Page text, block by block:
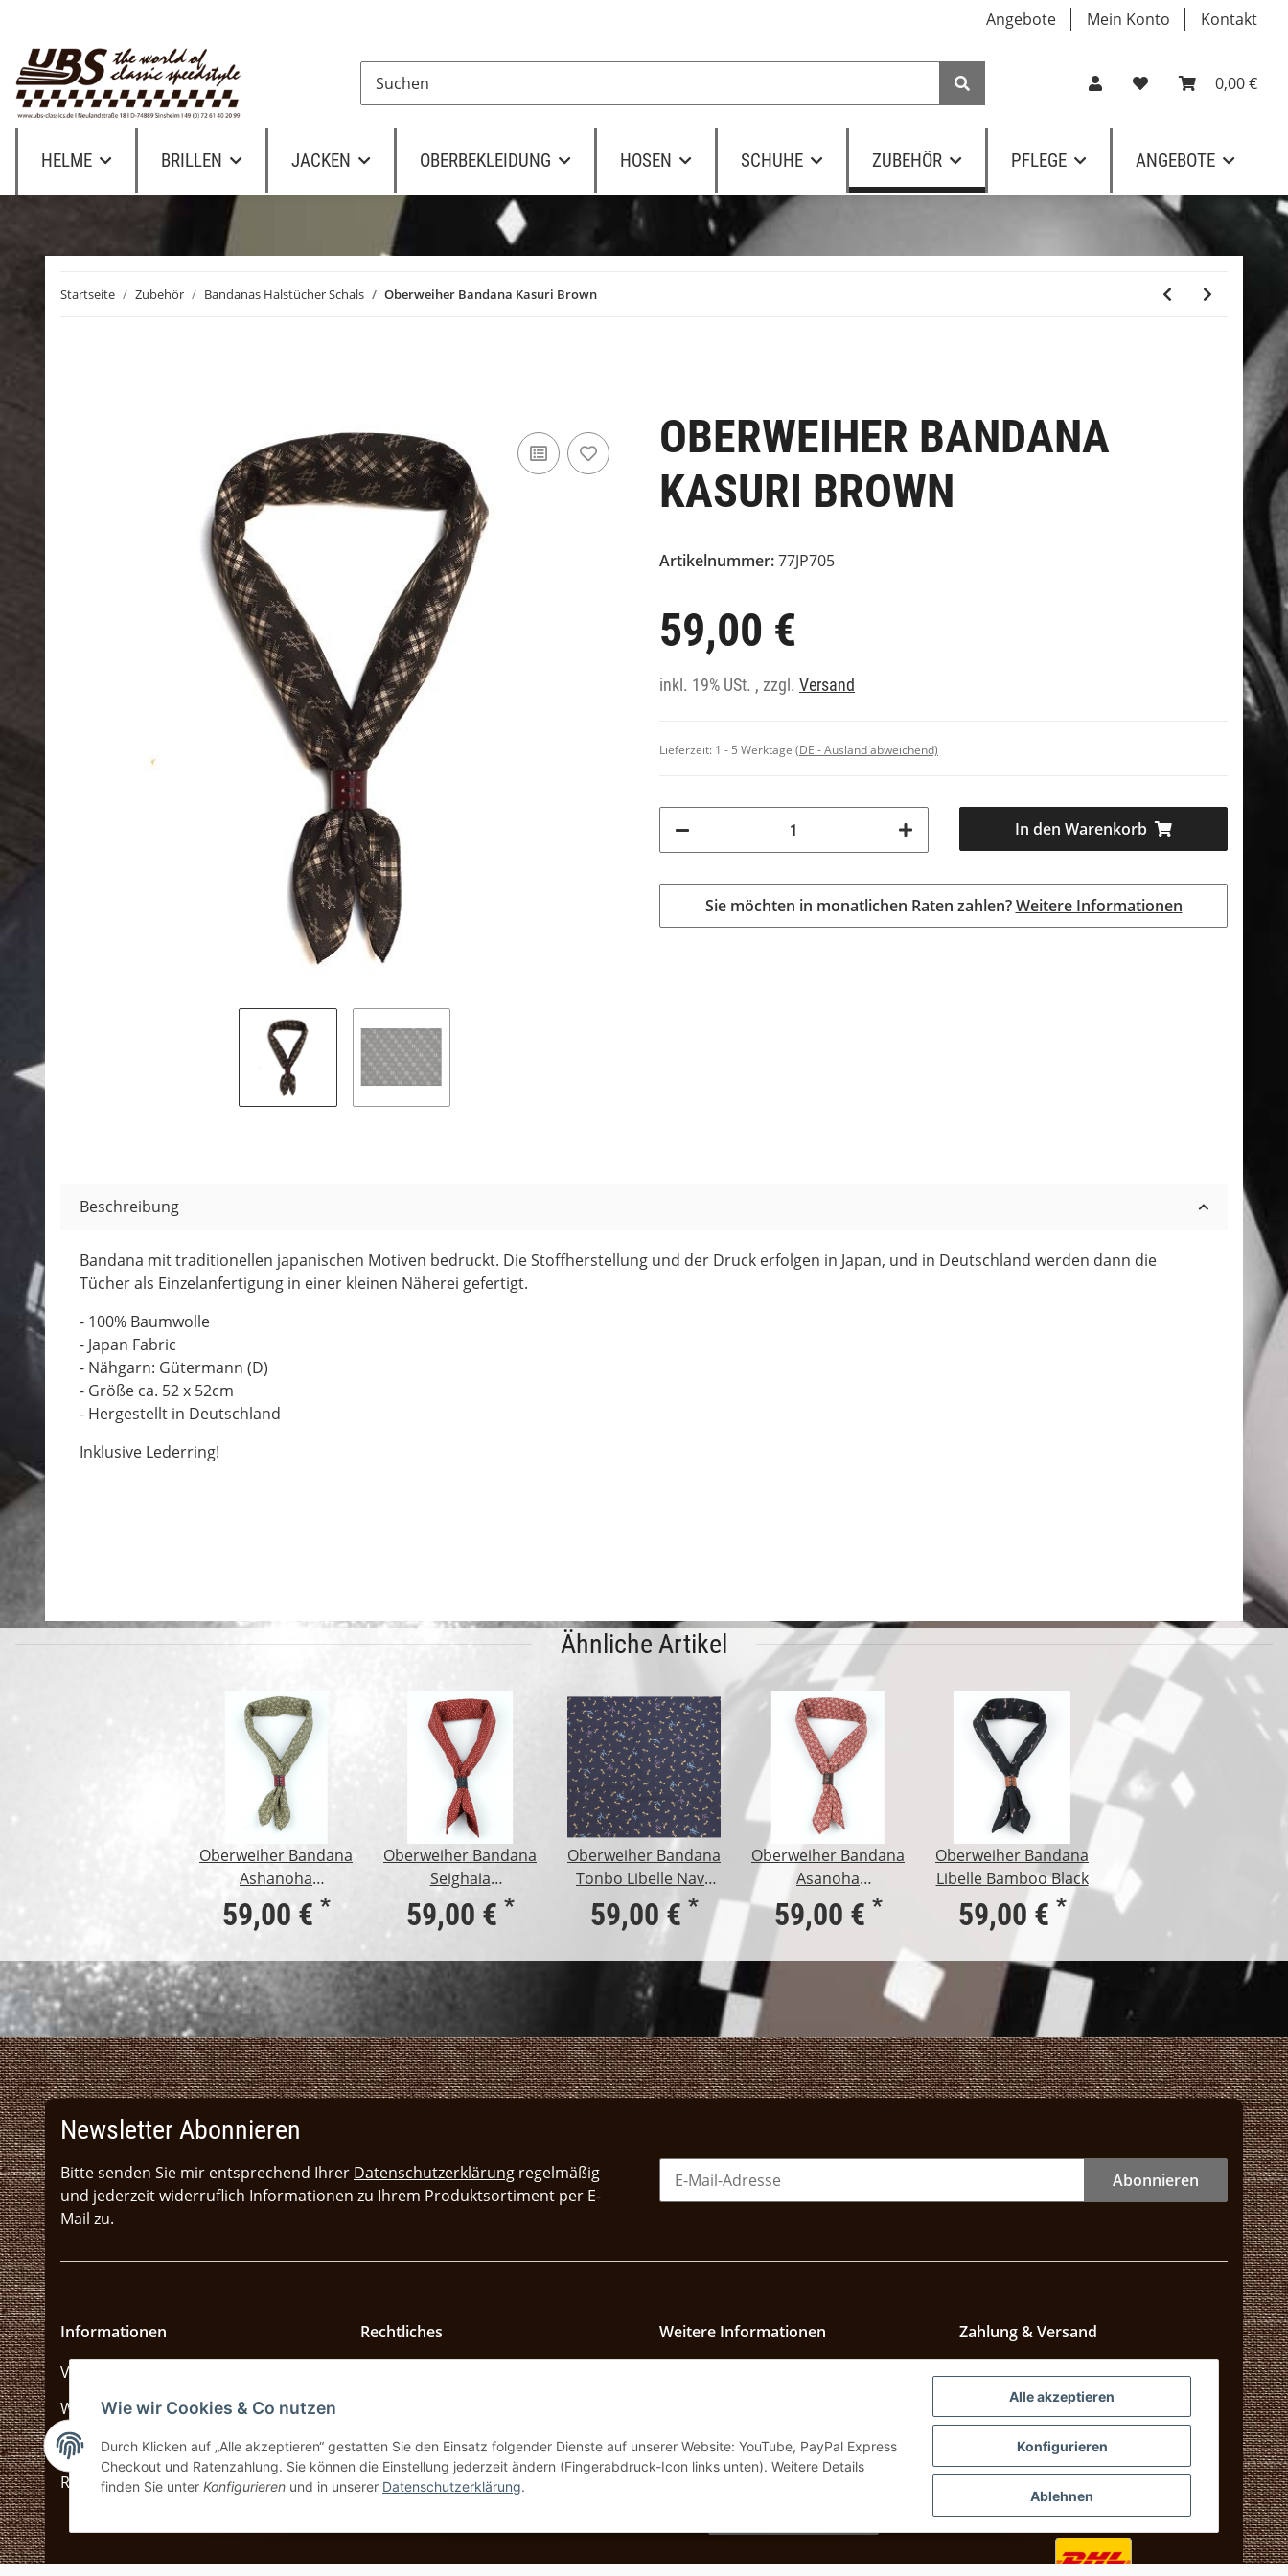
Angebote Mein Konto Kontakt
0,00 €
HELME BRILLEN JACKEN OBERBEKLEIDUNG HOSEN SCHUHE ZUBEHÖR PFLEGE ANGEBOTE
Startseite Zubehör Bandanas Halstücher Schals Oberweiher Bandana Kasuri Brown
OBERWEIHER BANDANA
KASURI BROWN
Artikelnummer:77JP705
59,00 €
inkl. 19% USt. , zzgl. Versand
Lieferzeit: 1 - 5 Werktage (DE - Ausland abweichend)
In den Warenkorb
Sie möchten in monatlichen Raten zahlen?Weitere Informationen
Beschreibung
Bandana mit traditionellen japanischen Motiven bedruckt. Die Stoffherstellung und der Druck erfolgen in Japan, und in Deutschland werden dann die
Tücher als Einzelanfertigung in einer kleinen Näherei gefertigt.
- 100% Baumwolle
- Japan Fabric
- Nähgarn: Gütermann (D)
- Größe ca. 52 x 52cm
- Hergestellt in Deutschland
Inklusive Lederring!
Ähnliche Artikel
Oberweiher Bandana
Ashanoha
Sternmuster
olive/cream
59,00 € *
Oberweiher Bandana
Seighaia
Wellenmuster Rot
59,00 € *
Oberweiher Bandana
Tonbo Libelle Navy
Blue
59,00 € *
Oberweiher Bandana
Asanoha
Sternmuster Rot
59,00 € *
Oberweiher Bandana
Libelle Bamboo Black
59,00 € *
Newsletter Abonnieren
Bitte senden Sie mir entsprechend Ihrer Datenschutzerklärung regelmäßig
und jederzeit widerruflich Informationen zu Ihrem Produktsortiment per E-
Mail zu.
Abonnieren
Informationen
Versandkosten und Zahlungsarten
Widerrufsbelehrung
Muster-Widerrufsformular
Rücksendungen
Rechtliches
Impressum
Disclaimer
Weitere Informationen
Über uns
Zahlung & Versand
Wie wir Cookies & Co nutzen
Durch Klicken auf „Alle akzeptieren“ gestatten Sie den Einsatz folgender Dienste auf unserer Website: YouTube, PayPal Express
Checkout und Ratenzahlung. Sie können die Einstellung jederzeit ändern (Fingerabdruck-Icon links unten). Weitere Details
finden Sie unter Konfigurieren und in unserer Datenschutzerklärung.
Alle akzeptieren
Konfigurieren
Ablehnen